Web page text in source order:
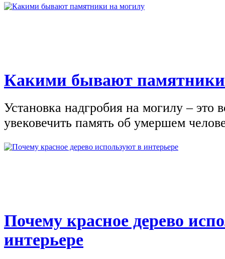
Какими бывают
Установка надгробия на могилу – это
увековечить память об умершем
Почему красное дерево
интерьере